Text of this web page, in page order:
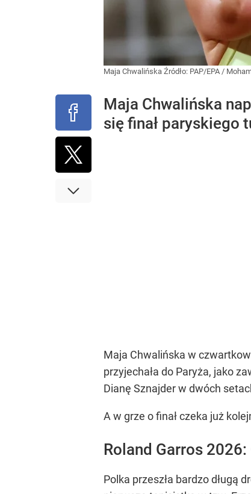
Maja Chwalińska Źródło: PAP/EPA /
Maja Chwalińska
się finał paryskiego
Maja Chwalińska w
przyjechała do Paryża, jako
Dianę Sznajder w dwóch
A w grze o finał czeka już
Roland Garros
Polka przeszła bardzo długą